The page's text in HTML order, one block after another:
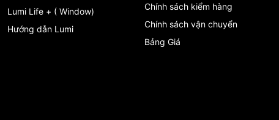
Lumi Life + ( Window)
Hướng dẫn Lumi
Chính sách kiểm hàng
Chính sách vận chuyển
Bảng Giá